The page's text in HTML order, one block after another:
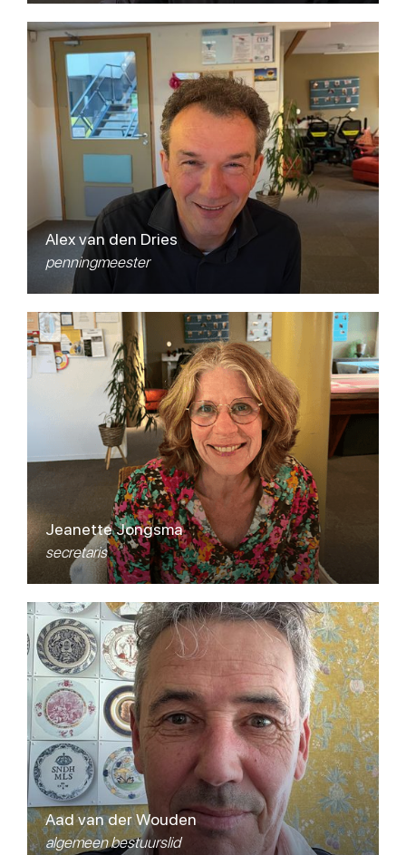
Alex van den Dries
penningmeester
Jeanette Jongsma
secretaris
Aad van der Wouden
algemeen bestuurslid